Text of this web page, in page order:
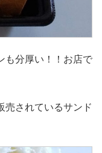
も分厚い！！お店で
売されているサンド